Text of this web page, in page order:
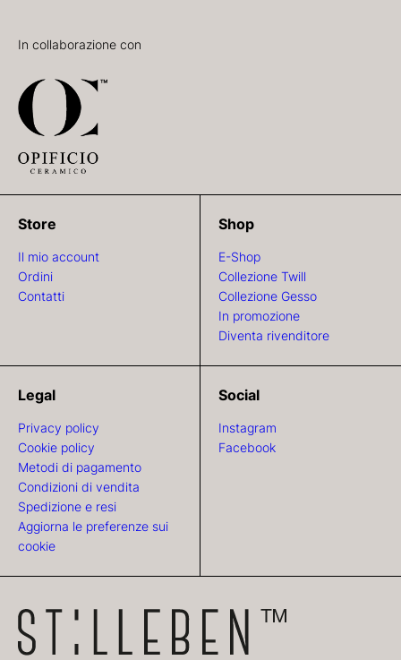
In collaborazione con
Store
Il mio account
Ordini
Contatti
Shop
E-Shop
Collezione Twill
Collezione Gesso
In promozione
Diventa rivenditore
Legal
Privacy policy
Cookie policy
Metodi di pagamento
Condizioni di vendita
Spedizione e resi
Aggiorna le preferenze sui
cookie
Social
Instagram
Facebook